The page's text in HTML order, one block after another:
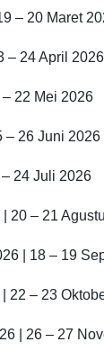
– 20 Maret
– 24 April 2026
22 Mei 2026
– 26 Juni 2026
24 Juli 2026
20 – 21
| 18 – 19
22 – 23
| 26 – 27